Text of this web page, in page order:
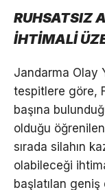
RUHSATSIZ
İHTİMALİ
Jandarma Olay
tespitlere göre,
başına
olduğu
sırada silahın
olabileceği
başlatılan geniş